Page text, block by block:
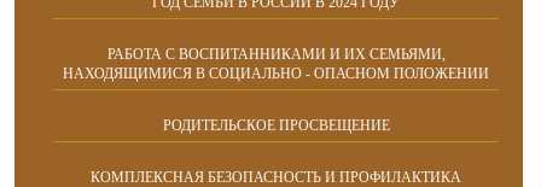
РАБОТА С ВОСПИТАННИКАМИ И ИХ СЕМЬЯМИ,
НАХОДЯЩИМИСЯ В СОЦИАЛЬНО - ОПАСНОМ ПОЛОЖЕНИИ
РОДИТЕЛЬСКОЕ ПРОСВЕЩЕНИЕ
КОМПЛЕКСНАЯ БЕЗОПАСНОСТЬ И ПРОФИЛАКТИКА